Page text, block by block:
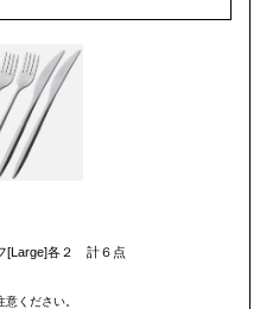
[Large]各２ 計６点
ください。